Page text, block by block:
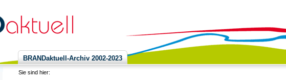
BRANDaktuell-Archiv 2002-2023
Sie sind hier: